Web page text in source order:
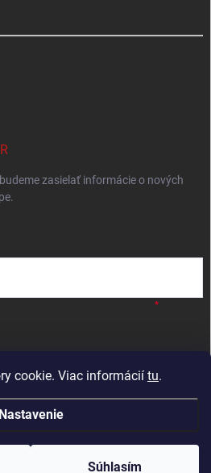
cookie. Viac informácií tu.
Nastavenie
Súhlasím
zasielať informácie o nových
. Všetky práva vyhradené.